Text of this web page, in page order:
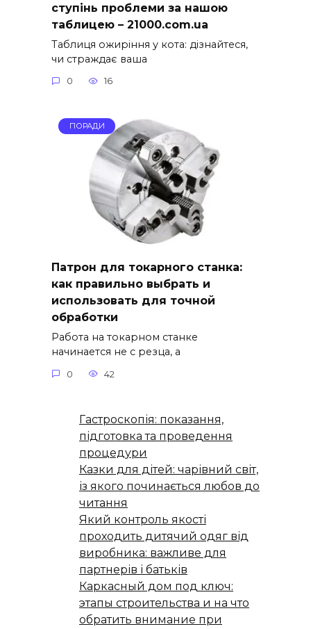
ступінь проблеми за нашою
таблицею – 21000.com.ua
Таблиця ожиріння у кота: дізнайтеся,
чи страждає ваша
0 16
ПОРАДИ
Патрон для токарного станка:
как правильно выбрать и
использовать для точной
обработки
Работа на токарном станке
начинается не с резца, а
0 42
Гастроскопія: показання,
підготовка та проведення
процедури
Казки для дітей: чарівний світ,
із якого починається любов до
читання
Який контроль якості
проходить дитячий одяг від
виробника: важливе для
партнерів і батьків
Каркасный дом под ключ:
этапы строительства и на что
обратить внимание при